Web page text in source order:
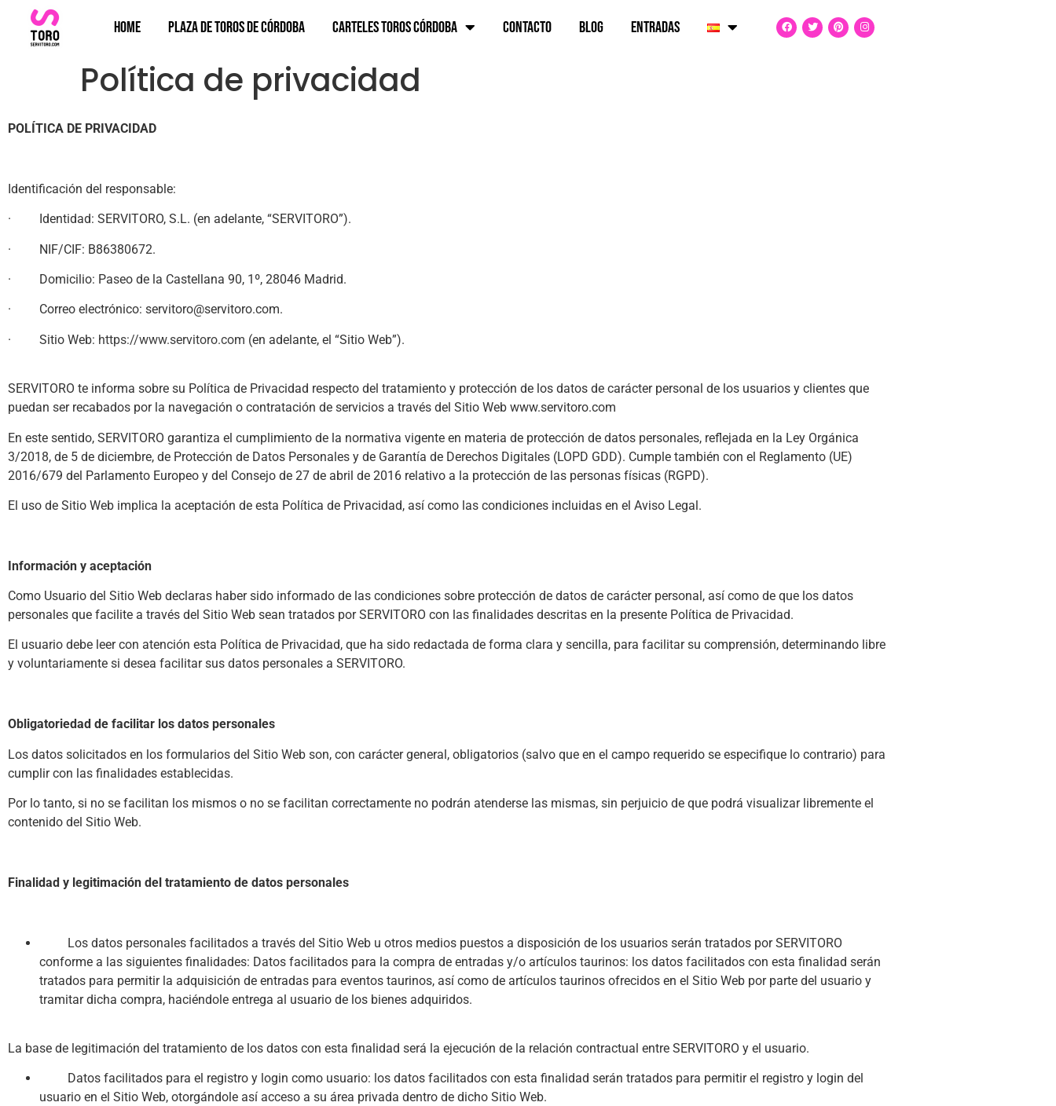
Home Plaza de toros de Córdoba Carteles toros Córdoba Contacto Blog ENTRADAS
Política de privacidad
POLÍTICA DE PRIVACIDAD
Identificación del responsable:
· Identidad: SERVITORO, S.L. (en adelante, “SERVITORO”).
· NIF/CIF: B86380672.
· Domicilio: Paseo de la Castellana 90, 1º, 28046 Madrid.
· Correo electrónico: servitoro@servitoro.com.
· Sitio Web: https://www.servitoro.com (en adelante, el “Sitio Web”).
SERVITORO te informa sobre su Política de Privacidad respecto del tratamiento y protección de los datos de carácter personal de los usuarios y clientes que
puedan ser recabados por la navegación o contratación de servicios a través del Sitio Web www.servitoro.com
En este sentido, SERVITORO garantiza el cumplimiento de la normativa vigente en materia de protección de datos personales, reflejada en la Ley Orgánica
3/2018, de 5 de diciembre, de Protección de Datos Personales y de Garantía de Derechos Digitales (LOPD GDD). Cumple también con el Reglamento (UE)
2016/679 del Parlamento Europeo y del Consejo de 27 de abril de 2016 relativo a la protección de las personas físicas (RGPD).
El uso de Sitio Web implica la aceptación de esta Política de Privacidad, así como las condiciones incluidas en el Aviso Legal.
Información y aceptación
Como Usuario del Sitio Web declaras haber sido informado de las condiciones sobre protección de datos de carácter personal, así como de que los datos
personales que facilite a través del Sitio Web sean tratados por SERVITORO con las finalidades descritas en la presente Política de Privacidad.
El usuario debe leer con atención esta Política de Privacidad, que ha sido redactada de forma clara y sencilla, para facilitar su comprensión, determinando libre
y voluntariamente si desea facilitar sus datos personales a SERVITORO.
Obligatoriedad de facilitar los datos personales
Los datos solicitados en los formularios del Sitio Web son, con carácter general, obligatorios (salvo que en el campo requerido se especifique lo contrario) para
cumplir con las finalidades establecidas.
Por lo tanto, si no se facilitan los mismos o no se facilitan correctamente no podrán atenderse las mismas, sin perjuicio de que podrá visualizar libremente el
contenido del Sitio Web.
Finalidad y legitimación del tratamiento de datos personales
Los datos personales facilitados a través del Sitio Web u otros medios puestos a disposición de los usuarios serán tratados por SERVITORO
conforme a las siguientes finalidades: Datos facilitados para la compra de entradas y/o artículos taurinos: los datos facilitados con esta finalidad serán
tratados para permitir la adquisición de entradas para eventos taurinos, así como de artículos taurinos ofrecidos en el Sitio Web por parte del usuario y
tramitar dicha compra, haciéndole entrega al usuario de los bienes adquiridos.
La base de legitimación del tratamiento de los datos con esta finalidad será la ejecución de la relación contractual entre SERVITORO y el usuario.
Datos facilitados para el registro y login como usuario: los datos facilitados con esta finalidad serán tratados para permitir el registro y login del
usuario en el Sitio Web, otorgándole así acceso a su área privada dentro de dicho Sitio Web.